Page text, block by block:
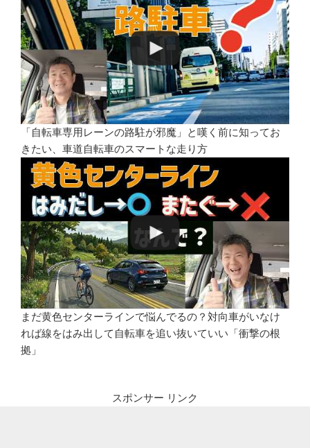
「自転車専用レーンの路駐が邪魔」と嘆く前に知ってお
きたい、車道自転車のスマートな走り方
まだ黄色センターラインで悩んでるの？対向車がいなけ
れば線をはみ出して自転車を追い抜いていい「衝撃の根
拠」
スポンサー リンク